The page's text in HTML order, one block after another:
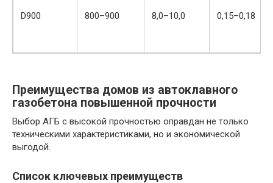
D900 800–900 8,0–10,0 0,15–0,18
Преимущества домов из автоклавного
газобетона повышенной прочности
Выбор АГБ с высокой прочностью оправдан не только
техническими характеристиками, но и экономической
выгодой.
Список ключевых преимуществ